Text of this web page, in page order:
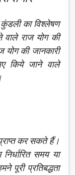
कुंडली का विश्लेषण
राज योग की
योग की जानकारी
किये जाने वाले
कर सकते हैं।
समय या
पूरी प्रतिबद्धता